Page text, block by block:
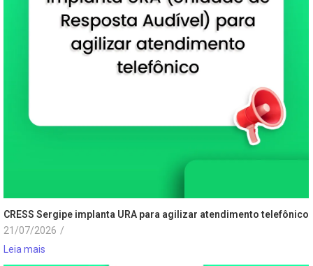
CRESS Sergipe implanta URA para agilizar atendimento telefônico
21/07/2026 /
Leia mais